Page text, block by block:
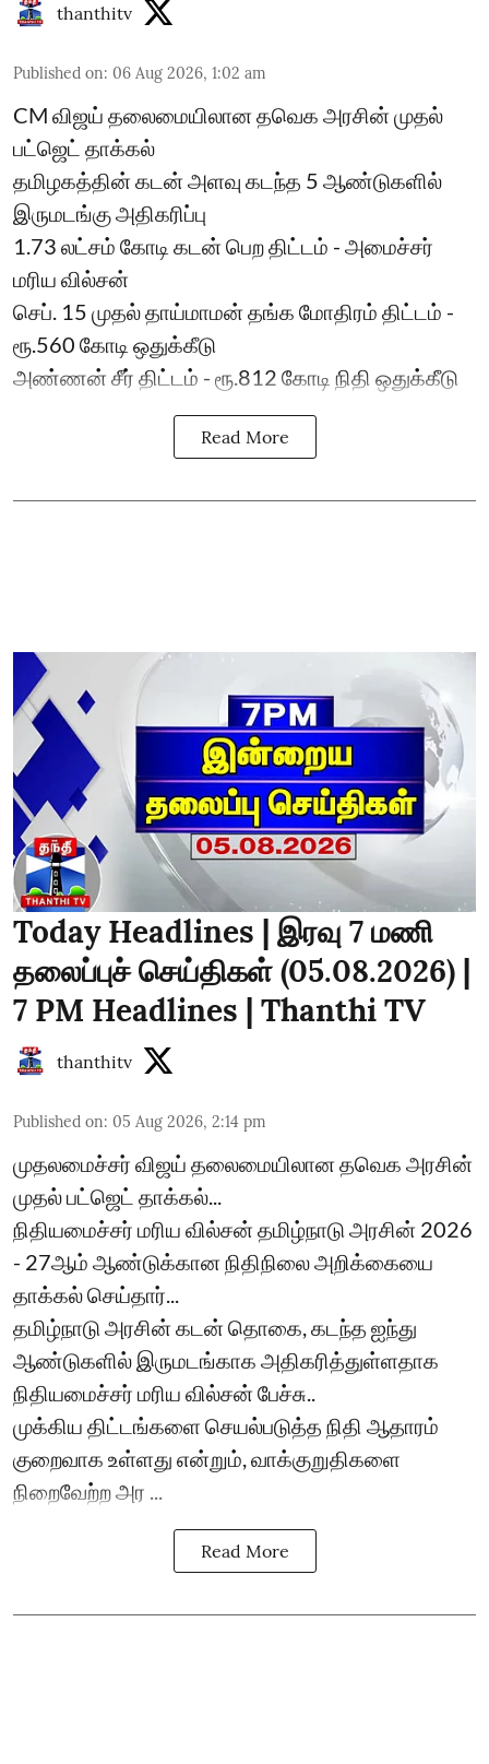
thanthitv
Published on: 06 Aug 2026, 1:02 am
CM விஜய் தலைமையிலான தவெக அரசின் முதல்
பட்ஜெட் தாக்கல்
தமிழகத்தின் கடன் அளவு கடந்த 5 ஆண்டுகளில்
இருமடங்கு அதிகரிப்பு
1.73 லட்சம் கோடி கடன் பெற திட்டம் - அமைச்சர்
மரிய வில்சன்
செப். 15 முதல் தாய்மாமன் தங்க மோதிரம் திட்டம் -
ரூ.560 கோடி ஒதுக்கீடு
அண்ணன் சீர் திட்டம் - ரூ.812 கோடி நிதி ஒதுக்கீடு
Read More
Today Headlines | இரவு 7 மணி
தலைப்புச் செய்திகள் (05.08.2026) |
7 PM Headlines | Thanthi TV
thanthitv
Published on: 05 Aug 2026, 2:14 pm
முதலமைச்சர் விஜய் தலைமையிலான தவெக அரசின்
முதல் பட்ஜெட் தாக்கல்...
நிதியமைச்சர் மரிய வில்சன் தமிழ்நாடு அரசின் 2026
- 27ஆம் ஆண்டுக்கான நிதிநிலை அறிக்கையை
தாக்கல் செய்தார்...
தமிழ்நாடு அரசின் கடன் தொகை, கடந்த ஐந்து
ஆண்டுகளில் இருமடங்காக அதிகரித்துள்ளதாக
நிதியமைச்சர் மரிய வில்சன் பேச்சு..
முக்கிய திட்டங்களை செயல்படுத்த நிதி ஆதாரம்
குறைவாக உள்ளது என்றும், வாக்குறுதிகளை
நிறைவேற்ற அர ...
Read More